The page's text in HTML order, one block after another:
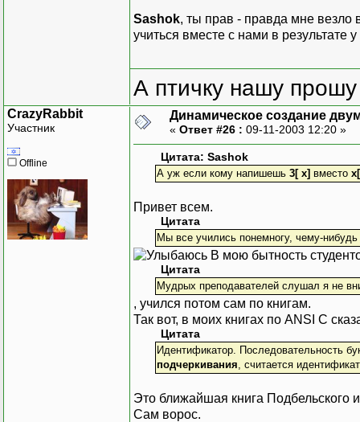
Sashok, ты прав - правда мне везло
учиться вместе с нами в результате
А птичку нашу
CrazyRabbit
Участник
Offline
Динамическое создание
« Ответ #26 : 09-11-2003 12:20 »
Цитата: Sashok
А уж если кому напишешь 3[ x]вместо
Привет всем.
Цитата
Мы все учились понемногу, чему-нибудь
В мою бытность
Цитата
Мудрых преподавателей слушал я не
, учился потом сам по книгам.
Так вот, в моих книгах по ANSI C
Цитата
Идентификатор. Последовательность
подчеркивания , считается
Это ближайшая книга Подбельского
Сам ворос.